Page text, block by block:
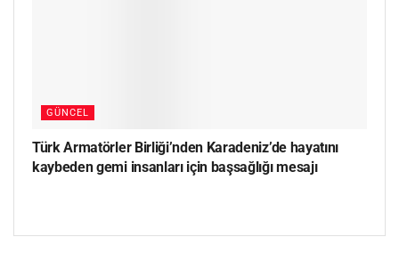
GÜNCEL
Türk Armatörler Birliği’nden Karadeniz’de hayatını
kaybeden gemi insanları için başsağlığı mesajı